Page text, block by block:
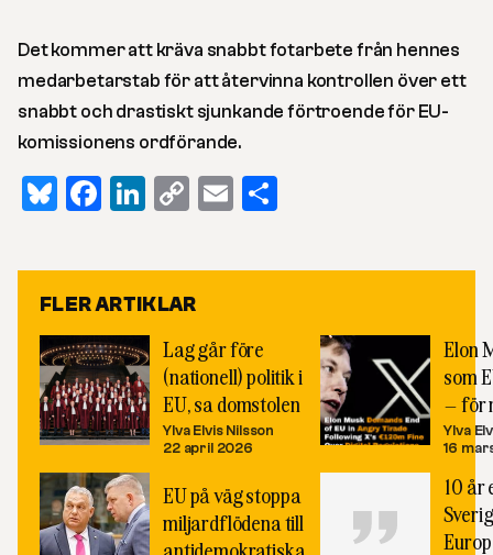
Det kommer att kräva snabbt fotarbete från hennes
medarbetarstab för att återvinna kontrollen över ett
snabbt och drastiskt sjunkande förtroende för EU-
komissionens ordförande.
Bluesky
Facebook
LinkedIn
CopyEmail
FLER ARTIKLAR
Lag går före
(nationell) politik i
EU, sa domstolen
Ylva Elvis Nilsson
22 april 2026
Elon
som
– för
Ylva
16
EU på väg stoppa
miljardflödena till
10 år